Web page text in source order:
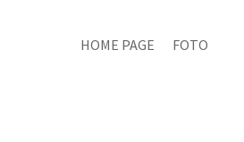
HOME PAGE FOTO